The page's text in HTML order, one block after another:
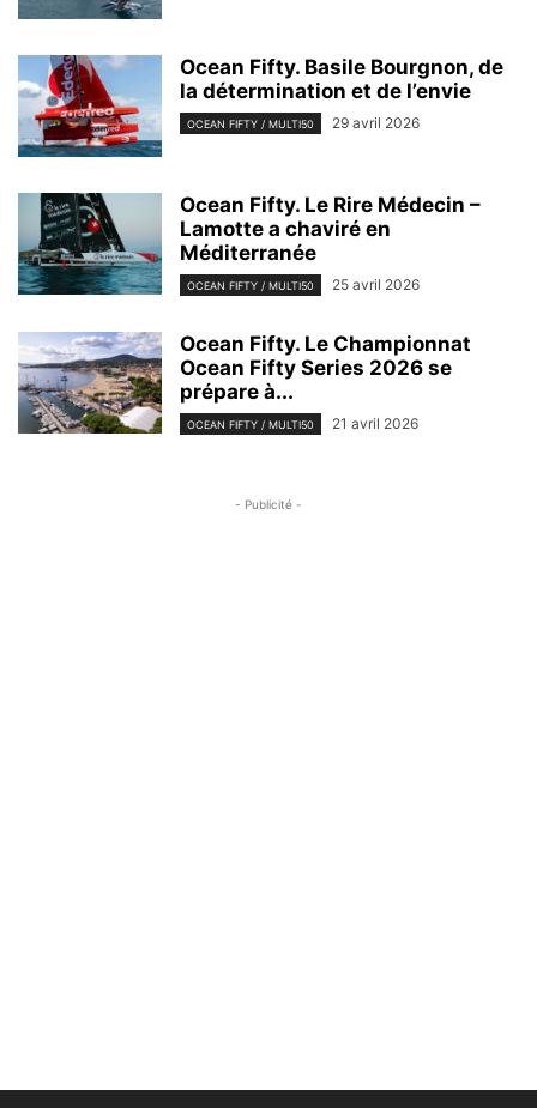
Ocean Fifty. Basile Bourgnon, de
la détermination et de l’envie
OCEAN FIFTY / MULTI50 29 avril 2026
Ocean Fifty. Le Rire Médecin –
Lamotte a chaviré en
Méditerranée
OCEAN FIFTY / MULTI50 25 avril 2026
Ocean Fifty. Le Championnat
Ocean Fifty Series 2026 se
prépare à...
OCEAN FIFTY / MULTI50 21 avril 2026
- Publicité -